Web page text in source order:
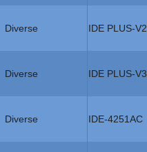
Diverse IDE PLUS-V2
Diverse IDE PLUS-V3
Diverse IDE-4251AC